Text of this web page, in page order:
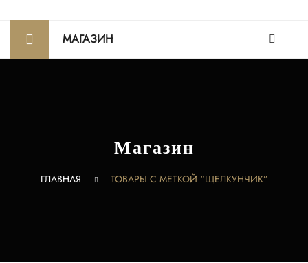
МАГАЗИН
Магазин
ГЛАВНАЯ ТОВАРЫ С МЕТКОЙ “ЩЕЛКУНЧИК”